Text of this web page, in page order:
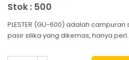
Stok : 500
PLESTER (GU-600) adalah
pasir silika yang dikemas, hanya perl.